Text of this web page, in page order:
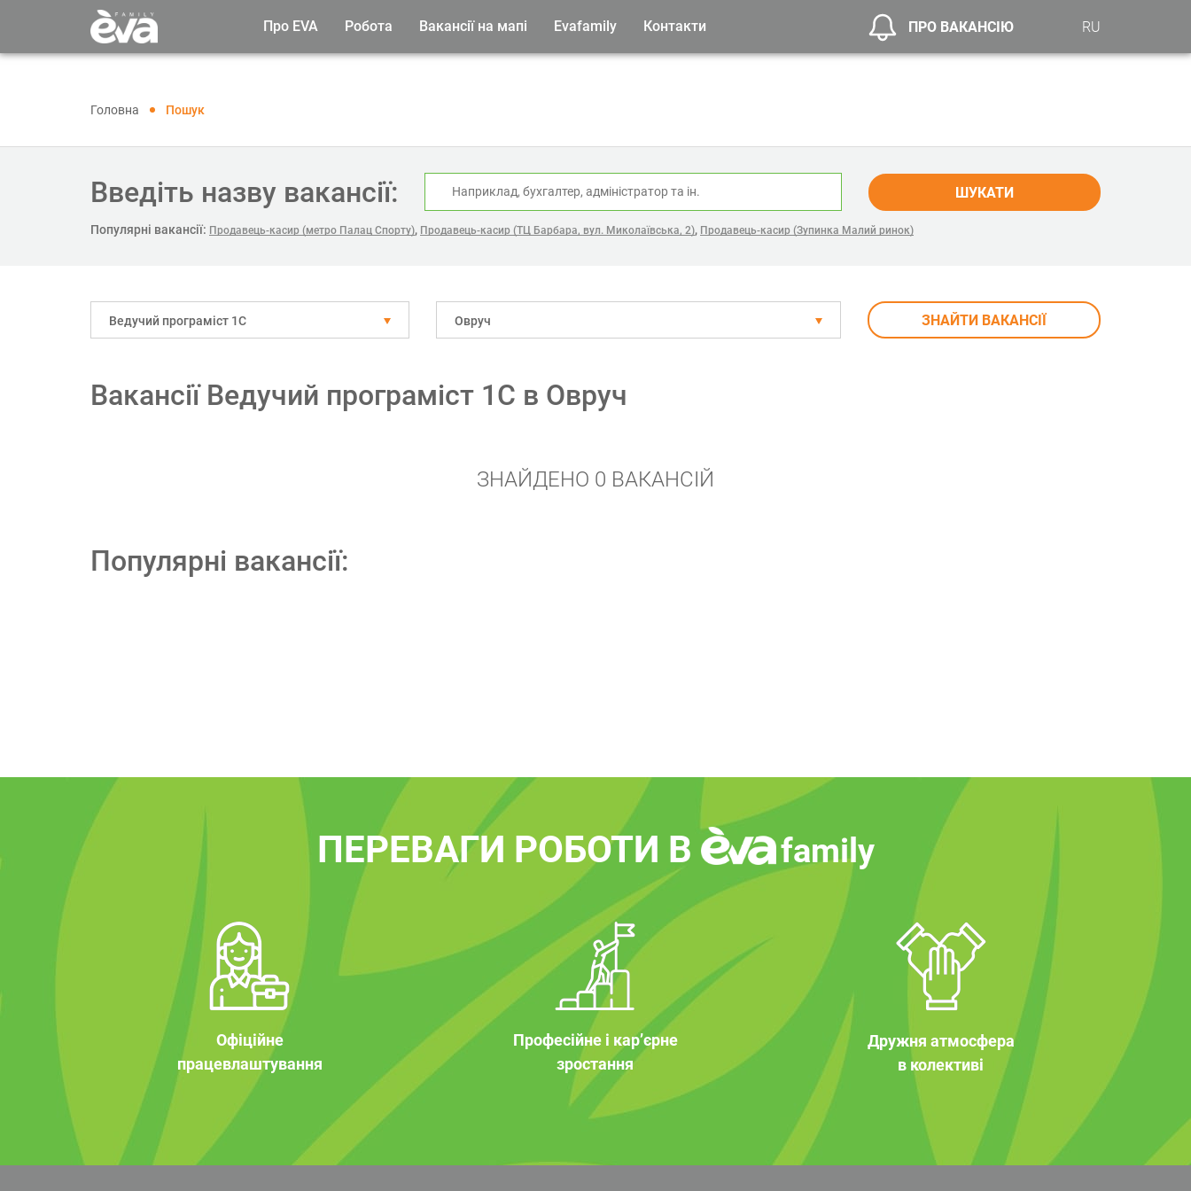
Про EVA Робота Вакансії на мапі Evafamily Контакти ПРО ВАКАНСІЮ RU
Головна Пошук
Введіть назву вакансії: ШУКАТИ
Популярні вакансії: Продавець-касир (метро Палац Спорту), Продавець-касир (ТЦ Барбара, вул. Миколаївська, 2), Продавець-касир (Зупинка Малий ринок)
Ведучий програміст 1С Овруч ЗНАЙТИ ВАКАНСІЇ
Вакансії Ведучий програміст 1С в Овруч
ЗНАЙДЕНО 0 ВАКАНСІЙ
Популярні вакансії:
ПЕРЕВАГИ РОБОТИ В family
Офіційне
працевлаштування
Професійне і кар’єрне
зростання
Дружня атмосфера
в колективі